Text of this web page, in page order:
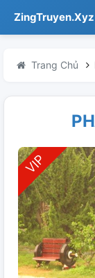
ZingTruyen.Xyz
Trang Chủ